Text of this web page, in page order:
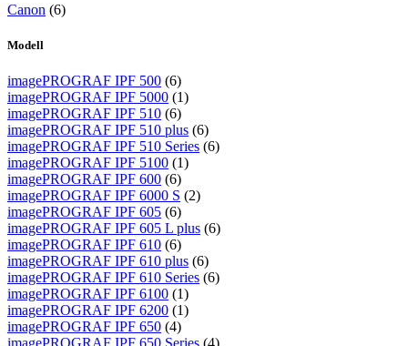
Canon (6)
Modell
imagePROGRAF IPF 500 (6)
imagePROGRAF IPF 5000 (1)
imagePROGRAF IPF 510 (6)
imagePROGRAF IPF 510 plus (6)
imagePROGRAF IPF 510 Series (6)
imagePROGRAF IPF 5100 (1)
imagePROGRAF IPF 600 (6)
imagePROGRAF IPF 6000 S (2)
imagePROGRAF IPF 605 (6)
imagePROGRAF IPF 605 L plus (6)
imagePROGRAF IPF 610 (6)
imagePROGRAF IPF 610 plus (6)
imagePROGRAF IPF 610 Series (6)
imagePROGRAF IPF 6100 (1)
imagePROGRAF IPF 6200 (1)
imagePROGRAF IPF 650 (4)